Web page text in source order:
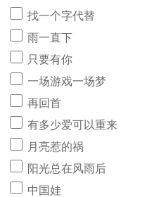
找一个字代替
雨一直下
只要有你
一场游戏一场梦
再回首
有多少爱可以重来
月亮惹的祸
阳光总在风雨后
中国娃